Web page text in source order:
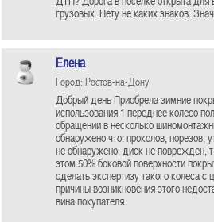
грузовых. Нету не каких знаков.
Елена
Город: Ростов-на-Дону
Добрый день Приобрела зимние
использования 1 переднее колесо
обращении в несколько
обнаружено что: проколов, порезов,
не обнаружено, диск не поврежден,
этом 50% боковой поверхности
сделать экспертизу такого колеса
причины возникновения этого
вина покупателя.